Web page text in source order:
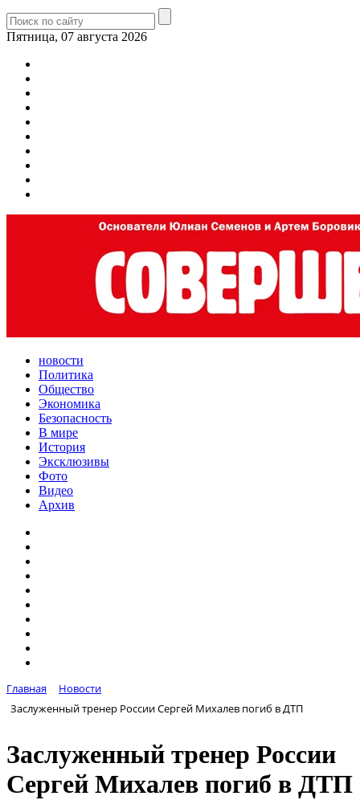
Пятница, 07 августа 2026
новости
Политика
Общество
Экономика
Безопасность
В мире
История
Эксклюзивы
Фото
Видео
Архив
Главная
Новости
Заслуженный тренер России Сергей Михалев погиб в ДТП
Заслуженный тренер России
Сергей Михалев погиб в ДТП